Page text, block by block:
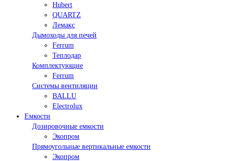
Hubert
QUARTZ
Лемакс
Дымоходы для печей
Ferrum
Теплодар
Комплектующие
Ferrum
Системы вентиляции
BALLU
Electrolux
Емкости
Дозировочные емкости
Экопром
Прямоугольные вертикальные емкости
Экопром